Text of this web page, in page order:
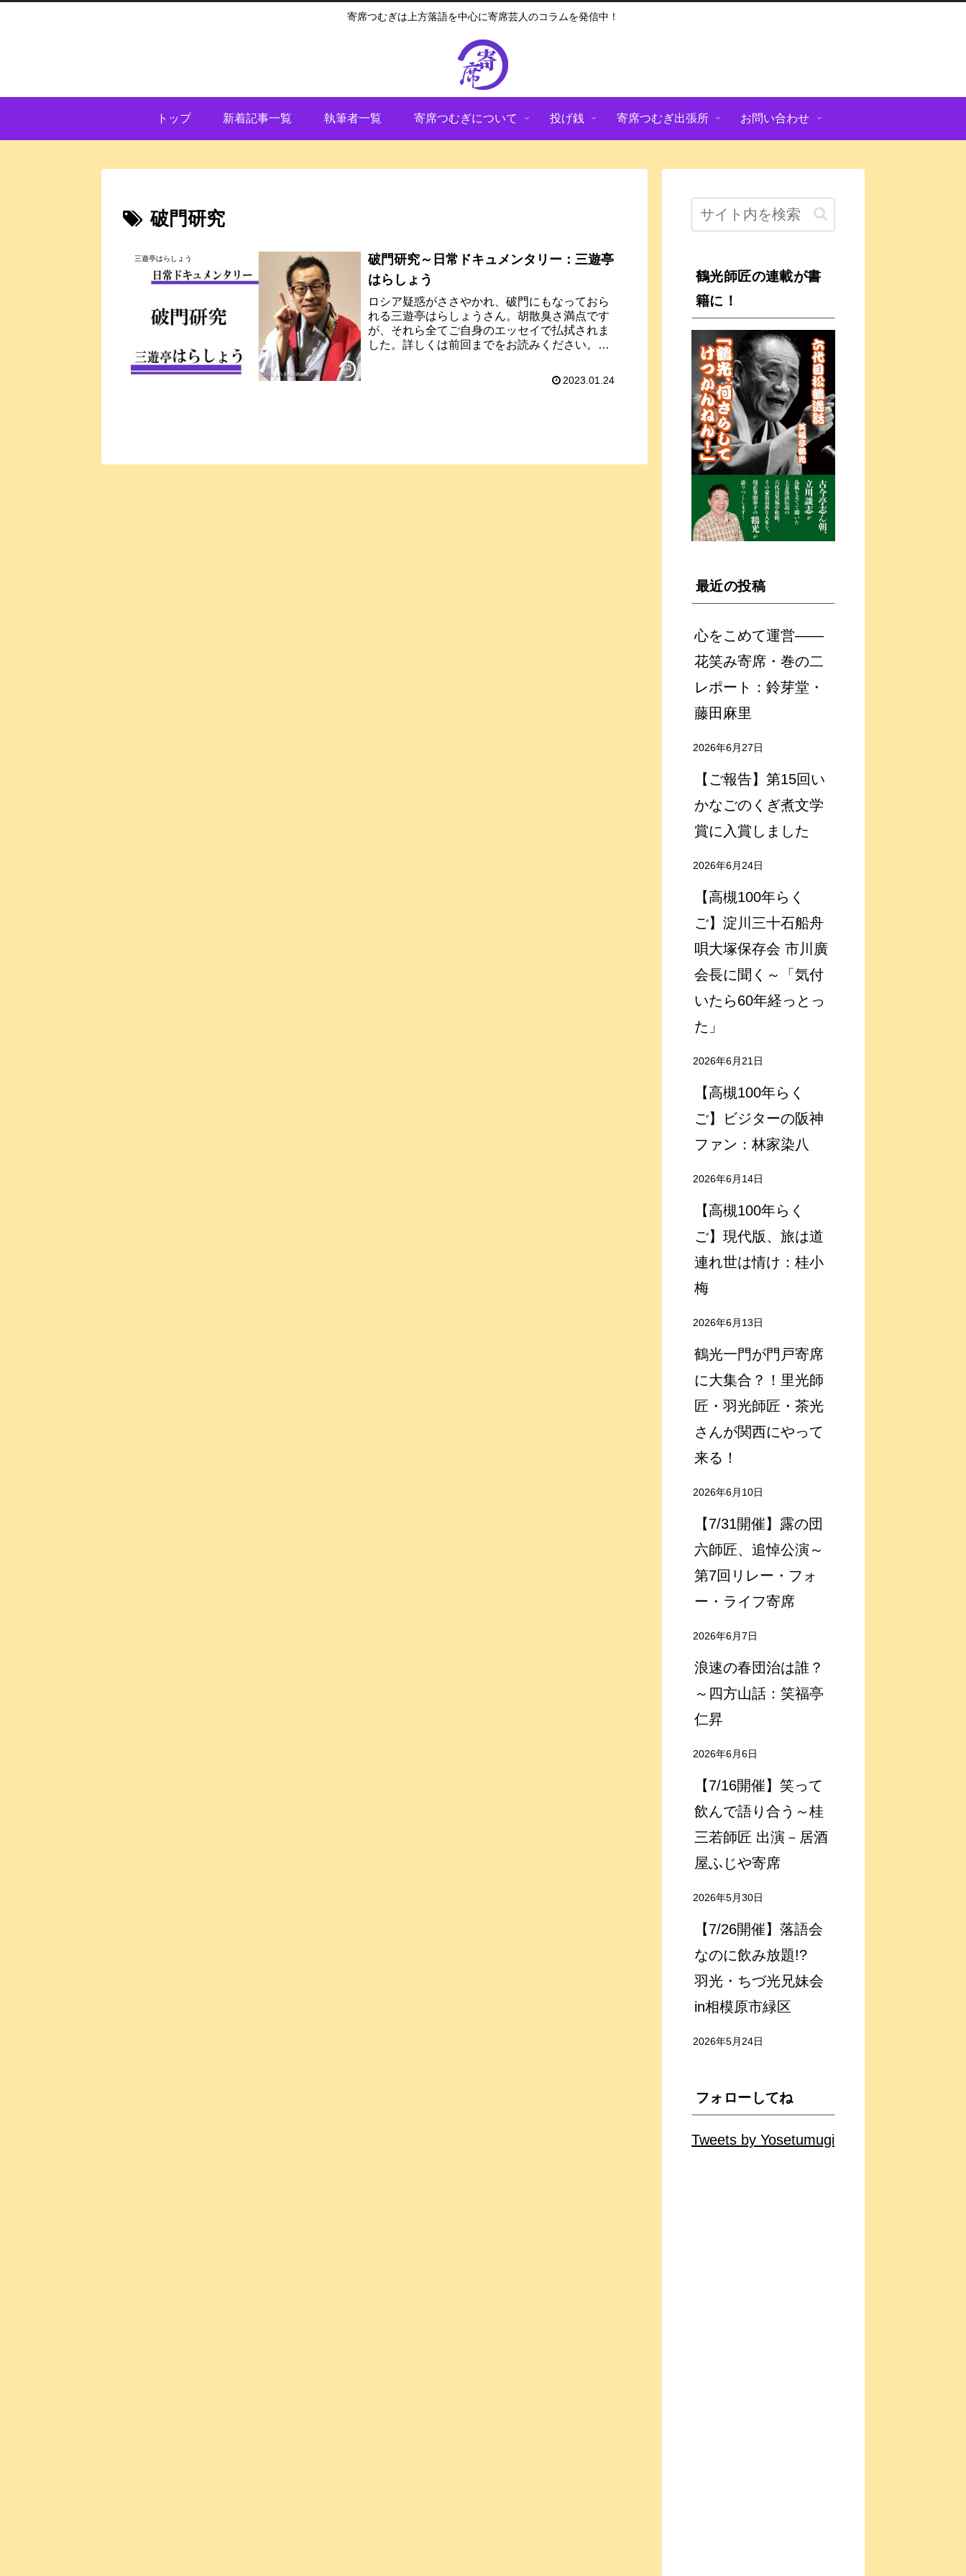
寄席つむぎは上方落語を中心に寄席芸人のコラムを発信中！
トップ 新着記事一覧 執筆者一覧 寄席つむぎについて 投げ銭 寄席つむぎ出張所 お問い合わせ
破門研究
三遊亭はらしょう
破門研究～日常ドキュメンタリー：三遊亭
はらしょう
ロシア疑惑がささやかれ、破門にもなっておら
れる三遊亭はらしょうさん。胡散臭さ満点です
が、それら全てご自身のエッセイで払拭されま
した。詳しくは前回までをお読みください。し
2023.01.24
鶴光師匠の連載が書
籍に！
最近の投稿
心をこめて運営――
花笑み寄席・巻の二
レポート：鈴芽堂・
藤田麻里
2026年6月27日
【ご報告】第15回い
かなごのくぎ煮文学
賞に入賞しました
2026年6月24日
【高槻100年らく
ご】淀川三十石船舟
唄大塚保存会 市川廣
会長に聞く～「気付
いたら60年経っとっ
た」
2026年6月21日
【高槻100年らく
ご】ビジターの阪神
ファン：林家染八
2026年6月14日
【高槻100年らく
ご】現代版、旅は道
連れ世は情け：桂小
梅
2026年6月13日
鶴光一門が門戸寄席
に大集合？！里光師
匠・羽光師匠・茶光
さんが関西にやって
来る！
2026年6月10日
【7/31開催】露の団
六師匠、追悼公演～
第7回リレー・フォ
ー・ライフ寄席
2026年6月7日
浪速の春団治は誰？
～四方山話：笑福亭
仁昇
2026年6月6日
【7/16開催】笑って
飲んで語り合う～桂
三若師匠 出演－居酒
屋ふじや寄席
2026年5月30日
【7/26開催】落語会
なのに飲み放題!?
羽光・ちづ光兄妹会
in相模原市緑区
2026年5月24日
フォローしてね
Tweets by Yosetumugi